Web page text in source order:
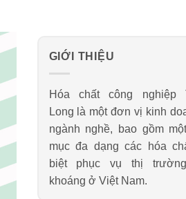
GIỚI THIỆU
Hóa chất công nghiệp
Long là một đơn vị kinh
ngành nghề, bao gồm
mục đa dạng các hóa
biệt phục vụ thị
khoáng ở Việt Nam.